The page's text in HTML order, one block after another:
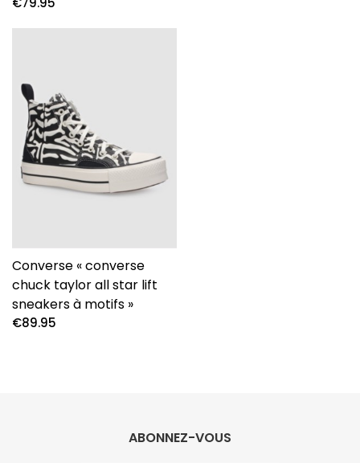
Converse « converse
chuck taylor all star lift
sneakers à motifs »
€89.95
ABONNEZ-VOUS